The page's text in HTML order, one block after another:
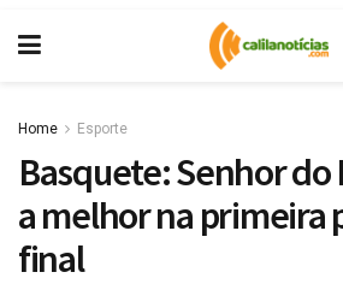
Home Esporte
Basquete: Senhor
a melhor na primeira
final